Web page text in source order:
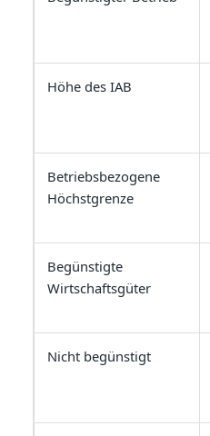
Höhe des IAB
Betriebsbezogene
Höchstgrenze
Begünstigte
Wirtschaftsgüter
Nicht begünstigt